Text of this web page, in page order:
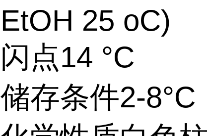
EtOH 25 oC)
闪点14 °C
储存条件2-8°C